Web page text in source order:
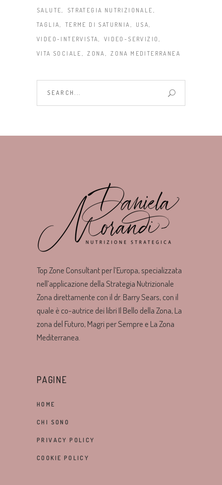
SALUTE
STRATEGIA NUTRIZIONALE
TAGLIA
TERME DI SATURNIA
USA
VIDEO-INTERVISTA
VIDEO-SERVIZIO
VITA SOCIALE
ZONA ZONA MEDITERRANEA
Top Zone Consultant per l’Europa, specializzata
nell’applicazione della Strategia Nutrizionale
Zona direttamente con il dr. Barry Sears, con il
quale è co-autrice dei libri Il Bello della Zona, La
zona del Futuro, Magri per Sempre e La Zona
Mediterranea.
PAGINE
HOME
CHI SONO
PRIVACY POLICY
COOKIE POLICY